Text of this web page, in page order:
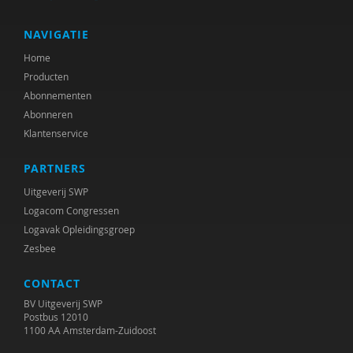
Leonie F. le Sage
Ilse Geerinck
Carolien Gravesteijn
Marte van den Hoed
Marit Hopman
Bob Horjus
Willem Huijnk
Jacoba Huizenga
Kennisplatform Inclusief Samenleven
NAVIGATIE
Home
Producten
Abonnementen
Abonneren
Klantenservice
PARTNERS
Uitgeverij SWP
Logacom Congressen
Logavak Opleidingsgroep
Zesbee
CONTACT
BV Uitgeverij SWP
Postbus 12010
1100 AA Amsterdam-Zuidoost